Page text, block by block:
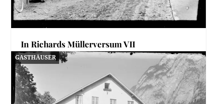
In Richards Müllerversum VII
24. Januar 2026
Was haben Anna Wanner, Josef Massinger, Nikolaus
Heinsch und Eleonore Bachmann gemeinsam?
Richtig, über alle…
GASTHÄUSER